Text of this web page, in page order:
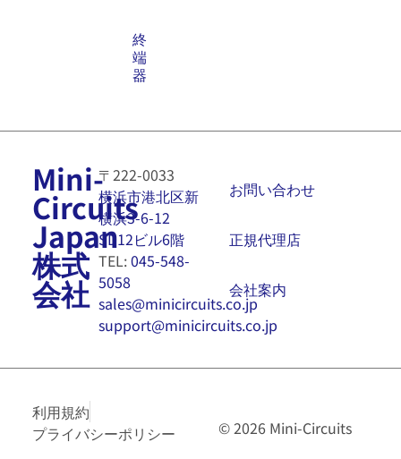
終
端
器
Mini-
Circuits
Japan
株式
会社
〒222-0033
横浜市港北区新
横浜3-6-12
SD12ビル6階
TEL:045-548-
5058
sales@minicircuits.co.jp
support@minicircuits.co.jp
お問い合わせ
正規代理店
会社案内
利用規約
プライバシーポリシー
© 2026 Mini-Circuits